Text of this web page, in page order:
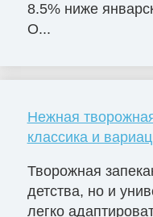
8.5% ниже
О...
Нежная
классика и
Творожная
детства, но и
легко